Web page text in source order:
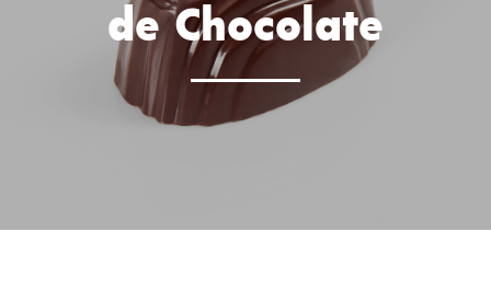
de Chocolate